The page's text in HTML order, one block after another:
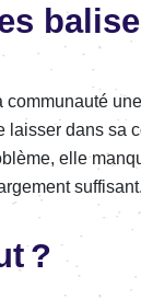
commu­­nauté
lais­­ser dans sa
elle
suffi­­sant.
?